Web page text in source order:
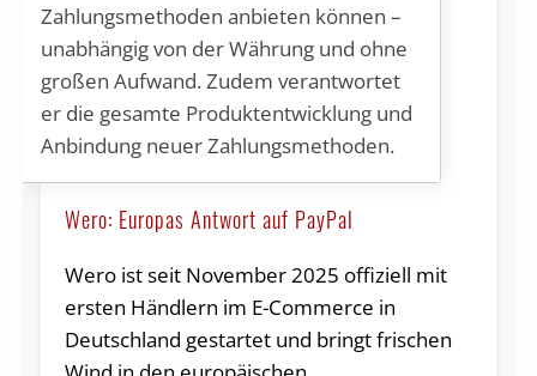
Zahlungsmethoden anbieten können –
unabhängig von der Währung und ohne
großen Aufwand. Zudem verantwortet
er die gesamte Produktentwicklung und
Anbindung neuer Zahlungsmethoden.
Wero: Europas Antwort auf PayPal
Wero ist seit November 2025 offiziell mit
ersten Händlern im E-Commerce in
Deutschland gestartet und bringt frischen